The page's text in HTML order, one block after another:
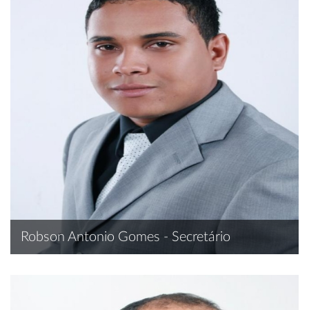
Robson Antonio Gomes - Secretário